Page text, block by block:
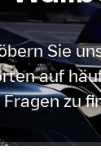
Sie
auf
Fragen zu